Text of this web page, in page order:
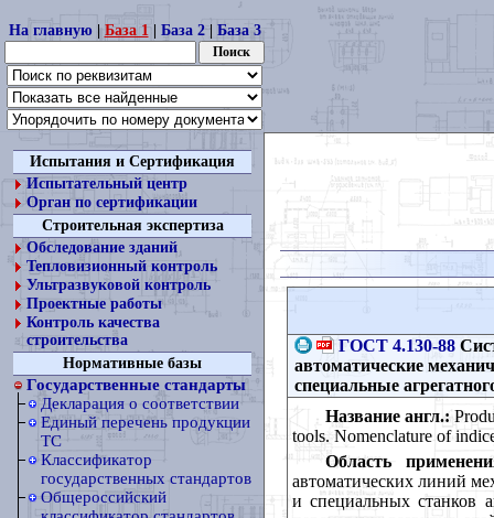
На главную| База 1| База 2| База 3
Испытания и Сертификация
Испытательный центр
Орган по сертификации
Строительная экспертиза
Обследование зданий
Тепловизионный контроль
Ультразвуковой контроль
Проектные работы
Контроль качества
строительства
Нормативные базы
Государственные стандарты
Декларация о соответствии
Единый перечень продукции
ТС
Классификатор
государственных стандартов
Общероссийский
ГОСТ 4.130-88
автоматические
специальные
Название англ.:
tools. Nomenclature of
Область
автоматических линий
и специальных станков